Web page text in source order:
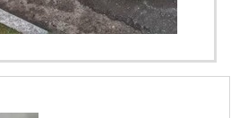
e em equipamentos inovadores.
e qualidade que garante a